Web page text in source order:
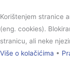
Korištenjem stranice
(eng. cookies).
stranicu, ali neke
Više o kolačićima •